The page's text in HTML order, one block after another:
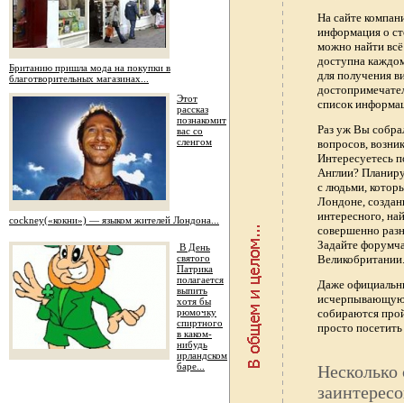
Британию пришла мода на покупки в
благотворительных магазинах...
Этот
рассказ
познакомит
вас со
сленгом
сockney(«кокни») — языком жителей Лондона...
В День
святого
Патрика
полагается
выпить
хотя бы
рюмочку
спиртного
в каком-
нибудь
ирландском
баре...
На сайте
информация о
можно найти
доступна
для получения
список
Раз уж Вы
вопросов,
Интересуетесь
Англии?
с людьми,
Лондоне,
интересного,
совершенно
Задайте
Даже
исчерпывающую
собираются
просто
Несколько